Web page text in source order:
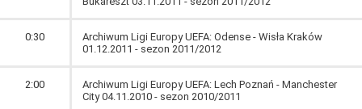
0:30
Archiwum Ligi Europy UEFA: Odense - Wisła Kraków
01.12.2011 - sezon 2011/2012
2:00
Archiwum Ligi Europy UEFA: Lech Poznań - Manchester
City 04.11.2010 - sezon 2010/2011